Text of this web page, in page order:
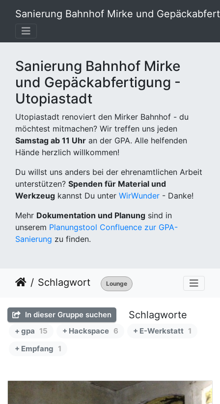
Sanierung Bahnhof Mirke und
Sanierung Bahnhof Mirke
und Gepäckabfertigung -
Utopiastadt
Utopiastadt renoviert den Mirker Bahnhof - du
möchtest mitmachen? Wir treffen uns jeden
Samstag ab 11 Uhr an der GPA. Alle helfenden
Hände herzlich willkommen!
Du willst uns anders bei der ehrenamtlichen Arbeit
unterstützen? Spenden für Material und
Werkzeug kannst Du unter WirWunder - Danke!
Mehr Dokumentation und Planung sind in
unserem Planungstool Confluence zur GPA-
Sanierung zu finden.
Schlagwort Lounge
In dieser Gruppe suchen Schlagworte
+ gpa 15 + Hackspace 6 + E-Werkstatt 1
+ Empfang 1